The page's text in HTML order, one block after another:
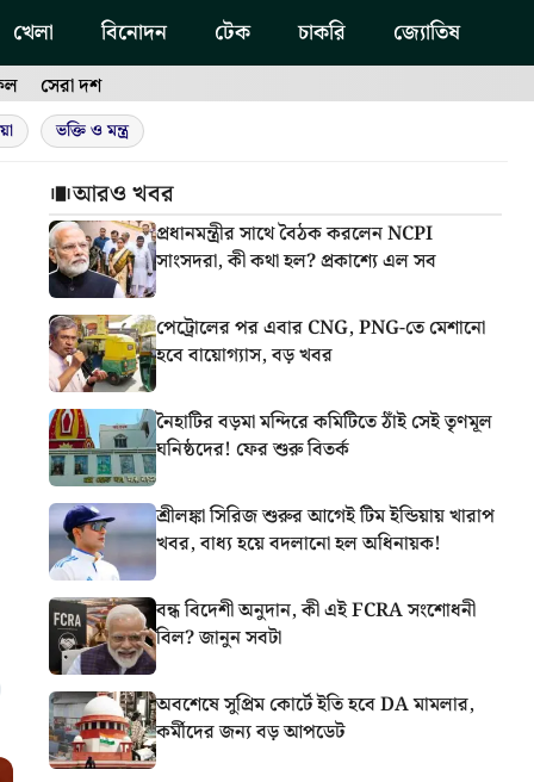
খেলা বিনোদন টেক চাকরি জ্যোতিষ
সেরা দশ
ভক্তি ও মন্ত্র
আরও খবর
প্রধানমন্ত্রীর সাথে বৈঠক করলেন NCPI
সাংসদরা, কী কথা হল? প্রকাশ্যে এল সব
পেট্রোলের পর এবার CNG, PNG-তে মেশানো
হবে বায়োগ্যাস, বড় খবর
নৈহাটির বড়মা মন্দিরে কমিটিতে ঠাঁই সেই তৃণমূল
ঘনিষ্ঠদের! ফের শুরু বিতর্ক
শ্রীলঙ্কা সিরিজ শুরুর আগেই টিম ইন্ডিয়ায় খারাপ
খবর, বাধ্য হয়ে বদলানো হল অধিনায়ক!
বন্ধ বিদেশী অনুদান, কী এই FCRA সংশোধনী
বিল? জানুন সবটা
অবশেষে সুপ্রিম কোর্টে ইতি হবে DA মামলার,
কর্মীদের জন্য বড় আপডেট